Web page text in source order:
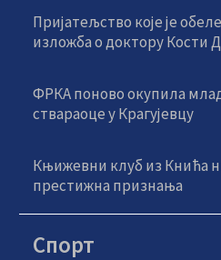
Пријатељство које је
изложба о доктору Кости
ФРКА поново окупила
ствараоце у Крагујевцу
Књижевни клуб из Кнића
престижна признања
Спорт